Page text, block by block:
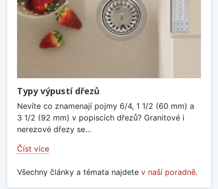
Typy výpustí dřezů
Nevíte co znamenají pojmy 6/4, 1 1/2 (60 mm) a
3 1/2 (92 mm) v popiscích dřezů? Granitové i
nerezové dřezy se...
Číst více
Všechny články a témata najdete v naší poradně.